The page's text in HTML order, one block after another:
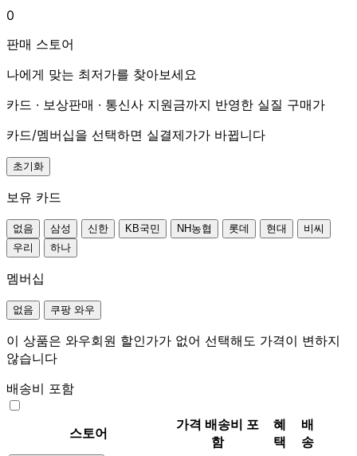
0
판매 스토어
나에게 맞는 최저가를 찾아보세요
카드 · 보상판매 · 통신사 지원금까지 반영한 실질 구매가
카드/멤버십을 선택하면 실결제가가 바뀝니다
초기화
보유 카드
없음 삼성 신한 KB국민 NH농협 롯데 현대
비씨
우리
하나
멤버십
없음 쿠팡 와우
이 상품은 와우회원 할인가가 없어 선택해도 가격이 변하지
않습니다
배송비 포함
스토어
가격 배송비 포
함
혜
택
배
송